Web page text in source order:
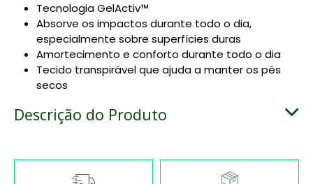
Tecnologia GelActiv™
Absorve os impactos durante todo o dia,
especialmente sobre superfícies duras
Amortecimento e conforto durante todo o dia
Tecido transpirável que ajuda a manter os pés
secos
Descrição do Produto